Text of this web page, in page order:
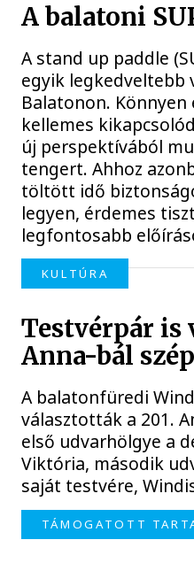
A balatoni
A stand up paddle
egyik legkedveltebb
Balatonon.
kellemes
új perspektívából
tengert. Ahhoz
töltött idő
legyen, érdemes
legfontosabb
KULTÚRA
Testvérpár is
Anna-bál
A balatonfüredi
választották a 201.
első udvarhölgye a
Viktória, második
saját testvére,
TÁMOGATOTT